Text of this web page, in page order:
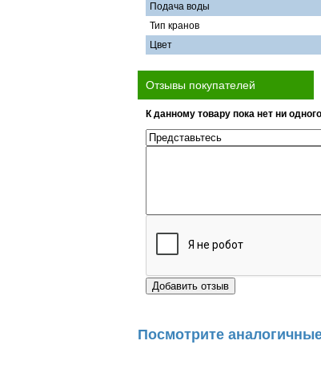
Подача воды
Тип кранов
Цвет
Отзывы покупателей
К данному товару пока нет ни
Посмотрите